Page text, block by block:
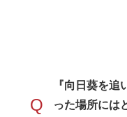
Q
『向日葵を
った場所には